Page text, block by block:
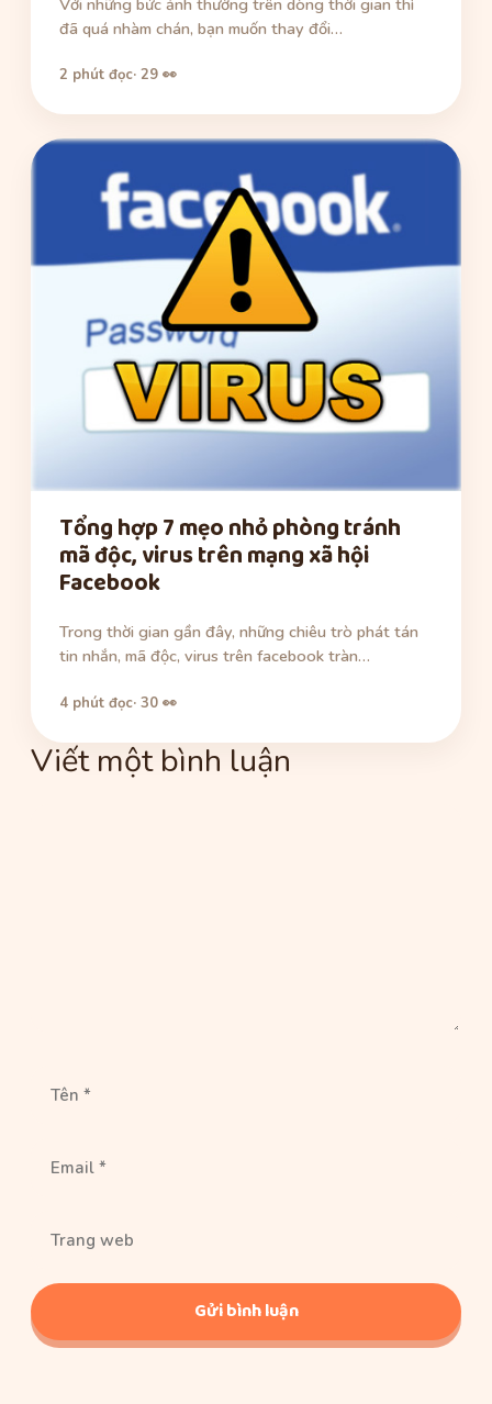
đã quá nhàm chán, bạn muốn thay đổi…
2 phút đọc· 29 👀
Tổng hợp 7 mẹo nhỏ phòng tránh
mã độc, virus trên mạng xã hội
Facebook
Trong thời gian gần đây, những chiêu trò phát tán
tin nhắn, mã độc, virus trên facebook tràn…
4 phút đọc· 30 👀
Viết một bình luận
web